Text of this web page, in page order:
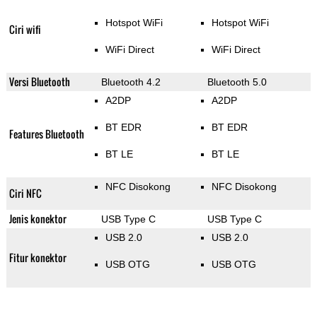
Ciri wifi Hotspot WiFi
WiFi Direct
Hotspot WiFi
WiFi Direct
Versi Bluetooth Bluetooth 4.2 Bluetooth 5.0
Features Bluetooth
A2DP
BT EDR
BT LE
A2DP
BT EDR
BT LE
Ciri NFC NFC Disokong NFC Disokong
Jenis konektor USB Type C USB Type C
Fitur konektor
USB 2.0
USB OTG
USB 2.0
USB OTG